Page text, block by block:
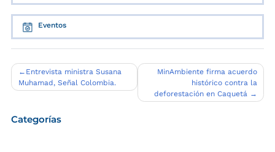
Eventos
Navegación
de
Entrevista ministra Susana
Muhamad, Señal Colombia.
MinAmbiente firma acuerdo
histórico contra la
deforestación en Caquetá
Categorías